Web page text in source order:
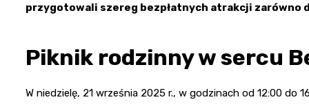
przygotowali szereg bezpłatnych atrakcji zarówno
Piknik rodzinny w sercu
W niedzielę, 21 września 2025 r., w godzinach od 12:00 do